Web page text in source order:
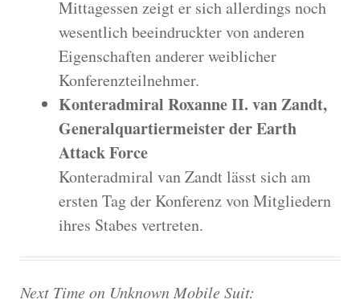
Mittagessen zeigt er sich allerdings noch
wesentlich beeindruckter von anderen
Eigenschaften anderer weiblicher
Konferenzteilnehmer.
Konteradmiral Roxanne II. van Zandt,
Generalquartiermeister der Earth
Attack Force
Konteradmiral van Zandt lässt sich am
ersten Tag der Konferenz von Mitgliedern
ihres Stabes vertreten.
Next Time on Unknown Mobile Suit: